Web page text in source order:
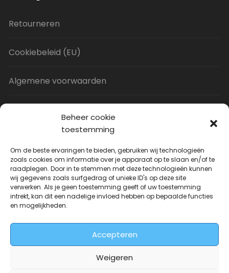
Beheer cookie
toestemming
Om de beste ervaringen te bieden, gebruiken wij technologieën
zoals cookies om informatie over je apparaat op te slaan en/of te
raadplegen. Door in te stemmen met deze technologieën kunnen
wij gegevens zoals surfgedrag of unieke ID's op deze site
verwerken. Als je geen toestemming geeft of uw toestemming
intrekt, kan dit een nadelige invloed hebben op bepaalde functies
en mogelijkheden.
Accepteren
Weigeren
Retourneren
Cookiebeleid (EU)
Algemene voorwaarden
Uitverkoop
JNF Deurklink gebogen 16mm
prijs
was:
prijs
is: